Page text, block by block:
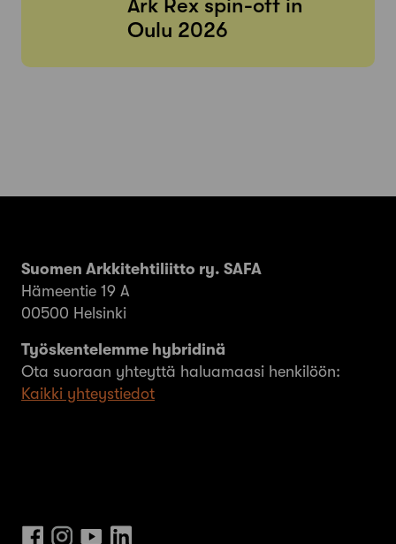
Ark Rex spin-off in
Oulu 2026
Suomen Arkkitehtiliitto ry. SAFA
Hämeentie 19 A
00500 Helsinki
Työskentelemme hybridinä
Ota suoraan yhteyttä haluamaasi henkilöön:
Kaikki yhteystiedot